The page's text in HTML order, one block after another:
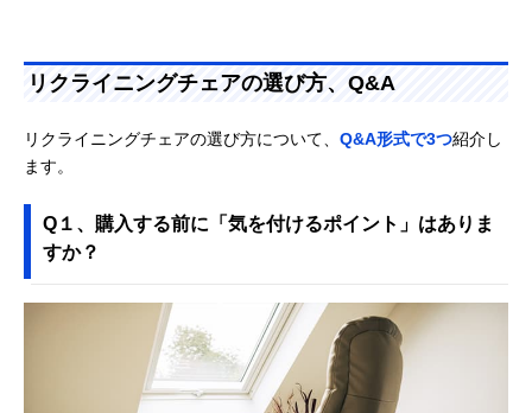
リクライニングチェアの選び方、Q&A
リクライニングチェアの選び方について、 Q&A形式で3つ紹介し
ます。
Q１、購入する前に「気を付けるポイント」はありま
すか？